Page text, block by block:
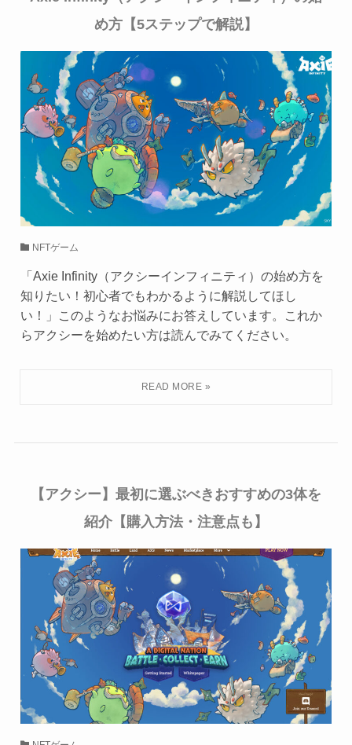
め方【5ステップで解説】
NFTゲーム
「Axie Infinity（アクシーインフィニティ）の始め方を
知りたい！初心者でもわかるように解説してほし
い！」このようなお悩みにお答えしています。これか
らアクシーを始めたい方は読んでみてください。
【アクシー】最初に選ぶべきおすすめの3体を
紹介【購入方法・注意点も】